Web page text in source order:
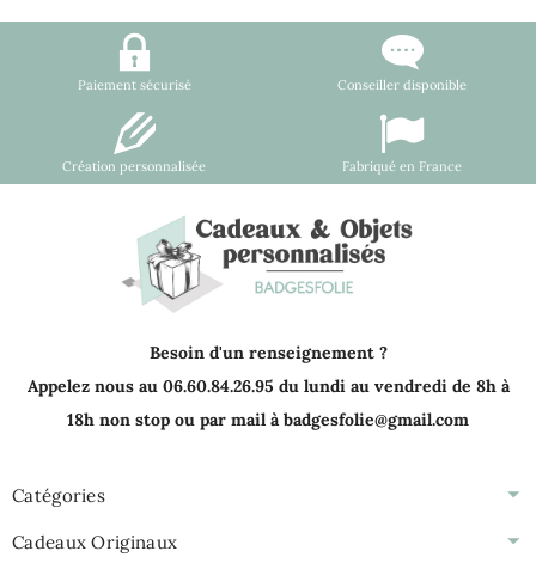
Paiement sécurisé Conseiller disponible
Création personnalisée Fabriqué en France
Besoin d'un renseignement ?
Appelez nous au 06.60.84.26.95 du lundi au vendredi de 8h à
18h non stop ou par mail à badgesfolie@gmail.com
Catégories
Cadeaux Originaux